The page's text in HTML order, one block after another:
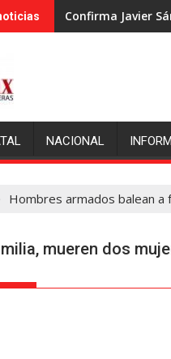
Confirma Javier
NACIONAL
Hombres armados balean a
mueren dos